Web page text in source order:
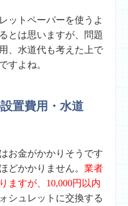
ットペーパーを使うよ
とは思いますが、問題
、水道代も考えた上で
すよね。
置費用・水道
お金がかかりそうです
どかかりません。業者
ますが、10,000円以内
シュレットに交換する